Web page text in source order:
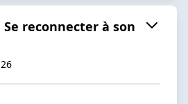
Se reconnecter à son